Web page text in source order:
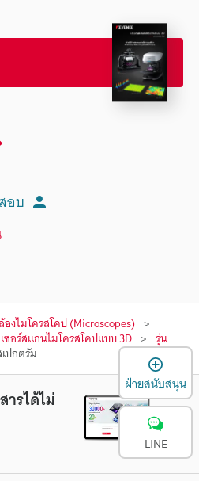
อบ
องไมโครสโคป (Microscopes)
เซอร์สแกนไมโครสโคปแบบ 3D รุ่น
ปกตรัม
ารได้ไม่
ฝ่ายสนับสนุน
LINE